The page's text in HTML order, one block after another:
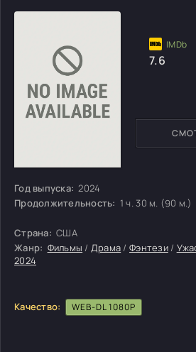
Год выпуска: 2024
Продолжительность: 1 ч. 30 м. (90 м.)
Страна: США
Жанр: Фильмы / Драма /Фэнтези/
2024
Качество: WEB-DL 1080P
7.6